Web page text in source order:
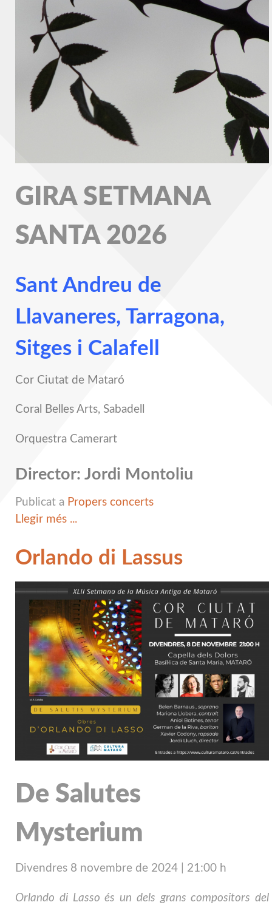
GIRA SETMANA
SANTA 2026
Sant Andreu de
Llavaneres, Tarragona,
Sitges i Calafell
Cor Ciutat de Mataró
Coral Belles Arts, Sabadell
Orquestra Camerart
Director: Jordi Montoliu
Publicat a Propers concerts
Llegir més ...
Orlando di Lassus
De Salutes
Mysterium
Divendres 8 novembre de 2024 | 21:00 h
Orlando di Lasso és un dels grans compositors del